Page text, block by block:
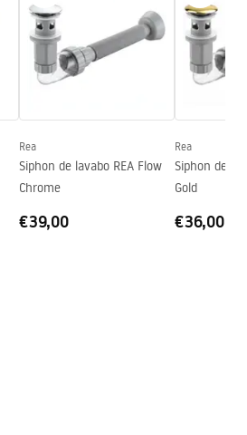
Mat
490mm
370mm
Asymétrique, Non standard
Non
Non
_5.pdf
Rea
Siphon de lavabo REA Flow
Chrome
€39,00
Rea
Siphon de
Gold
€36,00